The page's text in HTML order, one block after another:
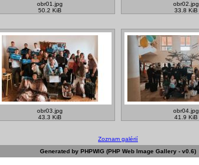
obr01.jpg
50.2 KiB
obr02.jpg
33.8 KiB
obr03.jpg
43.3 KiB
obr04.jpg
41.9 KiB
Zoznam galérií
Generated by PHPWIG (PHP Web Image Gallery - v0.6)